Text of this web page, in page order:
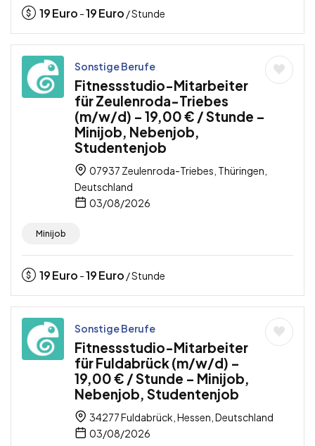
19Euro -19Euro / Stunde
Sonstige Berufe
Fitnessstudio-Mitarbeiter
für Zeulenroda-Triebes
(m/w/d) – 19,00 € / Stunde –
Minijob, Nebenjob,
Studentenjob
07937 Zeulenroda-Triebes, Thüringen,
Deutschland
03/08/2026
Minijob
19Euro -19Euro / Stunde
Sonstige Berufe
Fitnessstudio-Mitarbeiter
für Fuldabrück (m/w/d) –
19,00 € / Stunde – Minijob,
Nebenjob, Studentenjob
34277 Fuldabrück, Hessen, Deutschland
03/08/2026